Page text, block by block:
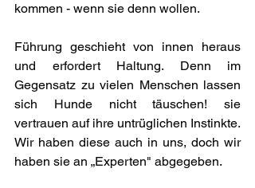
kommen - wenn sie denn wollen.
Führung geschieht von innen heraus
und erfordert Haltung. Denn im
Gegensatz zu vielen Menschen lassen
sich Hunde nicht täuschen! sie
vertrauen auf ihre untrüglichen Instinkte.
Wir haben diese auch in uns, doch wir
haben sie an „Experten" abgegeben.